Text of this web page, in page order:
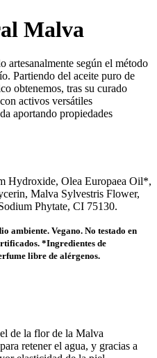
Malva
artesanalmente según el método
Partiendo del aceite puro de
obtenemos, tras su curado
activos versátiles
aportando propiedades
Hydroxide, Olea Europaea Oil*,
Malva Sylvestris Flower,
Phytate, CI 75130.
ambiente. Vegano. No testado en
*Ingredientes de
libre de alérgenos.
de la flor de la Malva
retener el agua, y gracias a